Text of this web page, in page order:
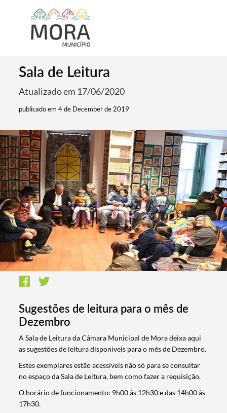
Sala de Leitura
Atualizado em 17/06/2020
publicado em 4 de December de 2019
Sugestões de leitura para o mês de
Dezembro
​A Sala de Leitura da Câmara Municipal de Mora deixa aqui
as sugestões de leitura disponíveis para o mês de Dezembro.
Estes exemplares estão acessíveis não só para se consultar
no espaço da Sala de Leitura, bem como fazer a requisição.
O horário de funcionamento: 9h00 às 12h30 e das 14h00 às
17h30.